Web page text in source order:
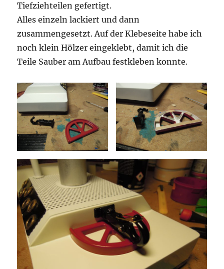
Tiefziehteilen gefertigt.
Alles einzeln lackiert und dann
zusammengesetzt. Auf der Klebeseite habe ich
noch klein Hölzer eingeklebt, damit ich die
Teile Sauber am Aufbau festkleben konnte.